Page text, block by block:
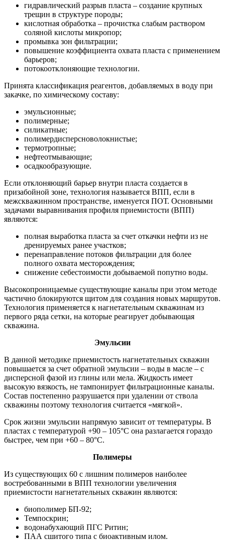
гидравлический разрыв пласта – создание крупных
трещин в структуре породы;
кислотная обработка – прочистка слабым раствором
соляной кислоты микропор;
промывка зон фильтрации;
повышение коэффициента охвата пласта с применением
барьеров;
потокоотклоняющие технологии.
Принята классификация реагентов, добавляемых в воду при
закачке, по химическому составу:
эмульсионные;
полимерные;
силикатные;
полимердисперсноволокнистые;
термотропные;
нефтеотмывающие;
осадкообразующие.
Если отклоняющий барьер внутри пласта создается в
призабойной зоне, технология называется ВПП, если в
межскважинном пространстве, именуется ПОТ. Основными
задачами выравнивания профиля приемистости (ВПП)
являются:
полная выработка пласта за счет откачки нефти из не
дренируемых ранее участков;
перенаправление потоков фильтрации для более
полного охвата месторождения;
снижение себестоимости добываемой попутно воды.
Высокопроницаемые существующие каналы при этом методе
частично блокируются щитом для создания новых маршрутов.
Технология применяется к нагнетательным скважинам из
первого ряда сетки, на которые реагирует добывающая
скважина.
Эмульсии
В данной методике приемистость нагнетательных скважин
повышается за счет обратной эмульсии – воды в масле – с
дисперсной фазой из глины или мела. Жидкость имеет
высокую вязкость, не тампонирует фильтрационные каналы.
Состав постепенно разрушается при удалении от ствола
скважины поэтому технология считается «мягкой».
Срок жизни эмульсии напрямую зависит от температуры. В
пластах с температурой +90 – 105°С она разлагается гораздо
быстрее, чем при +60 – 80°С.
Полимеры
Из существующих 60 с лишним полимеров наиболее
востребованными в ВПП технологии увеличения
приемистости нагнетательных скважин являются:
биополимер БП-92;
Темпоскрин;
водонабухающий ПГС Ритин;
ПАА сшитого типа с биоактивным илом.